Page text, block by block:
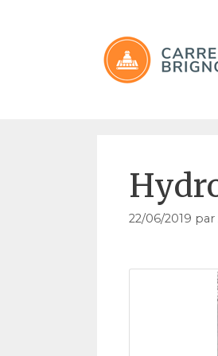
22/06/2019 par